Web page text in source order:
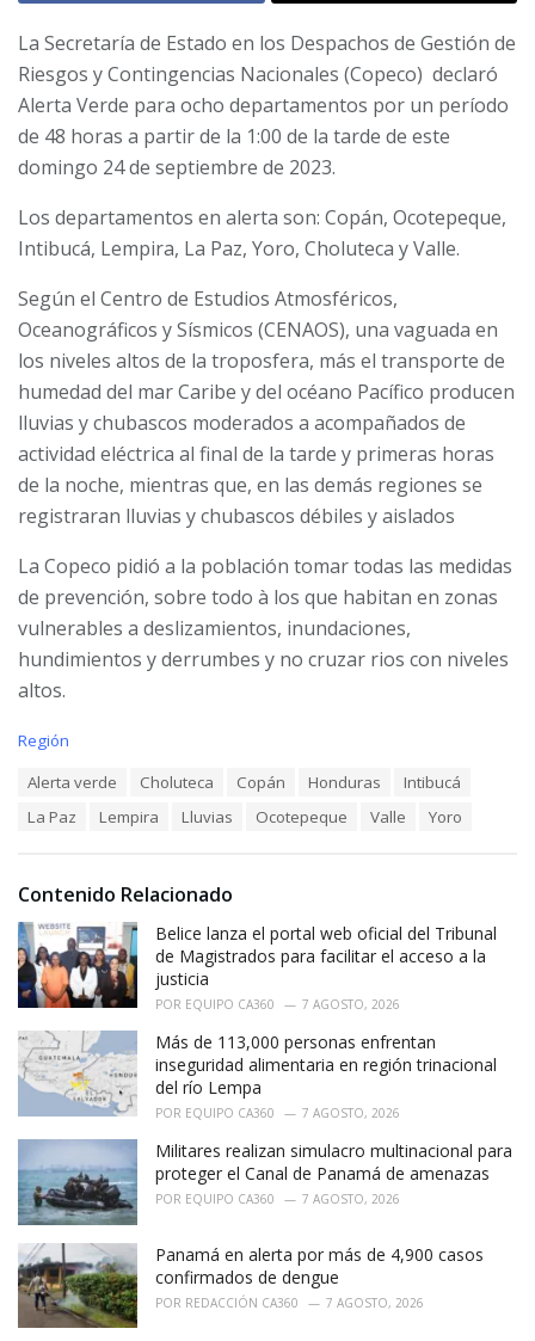
La Secretaría de Estado en los Despachos de Gestión de
Riesgos yContingencias Nacionales (Copeco) declaró
Alerta Verde para ocho departamentos por un período
de 48 horas a partir de la 1:00 de la tarde de este
domingo 24 de septiembre de 2023.
Los departamentos en alerta son: Copán, Ocotepeque,
Intibucá, Lempira, La Paz, Yoro, Choluteca y Valle.
Según el Centro de Estudios Atmosféricos,
Oceanográficos ySísmicos (CENAOS), una vaguada en
los niveles altos de la troposfera, más el transporte de
humedad del mar Caribe y del océano Pacífico producen
lluvias y chubascos moderados a acompañados de
actividad eléctrica al final de la tarde y primeras horas
de la noche, mientras que, en las demás regiones se
registraran lluvias y chubascos débiles y aislados
La Copeco pidió a la población tomar todas las medidas
de prevención, sobre todo à los que habitan en zonas
vulnerables a deslizamientos, inundaciones,
hundimientos y derrumbes y no cruzar rios con niveles
altos.
C
i
s
:
Región
Alerta verde Choluteca Copán Honduras
Intibucá
La Paz
Lempira Lluvias Ocotepeque Valle Yoro
Contenido Relacionado
Belice lanza el portal web oficial del Tribunal
de Magistrados para facilitar el acceso a la
justicia
POR EQUIPO CA360 7 AGOSTO, 2026
Más de 113,000 personas enfrentan
inseguridad alimentaria en región trinacional
del río Lempa
POR EQUIPO CA360 7 AGOSTO, 2026
Militares realizan simulacro multinacional para
proteger el Canal de Panamá de amenazas
POR EQUIPO CA360 7 AGOSTO, 2026
Panamá en alerta por más de 4,900 casos
confirmados de dengue
POR REDACCIÓN CA360 7 AGOSTO, 2026